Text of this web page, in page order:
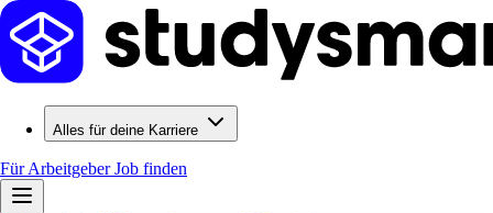
Alles für deine Karriere
Für ArbeitgeberJob finden